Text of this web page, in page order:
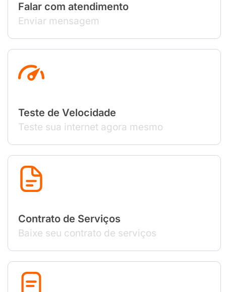
Falar com atendimento
Enviar mensagem
Teste de Velocidade
Teste sua internet agora mesmo
Contrato de Serviços
Baixe seu contrato de serviços